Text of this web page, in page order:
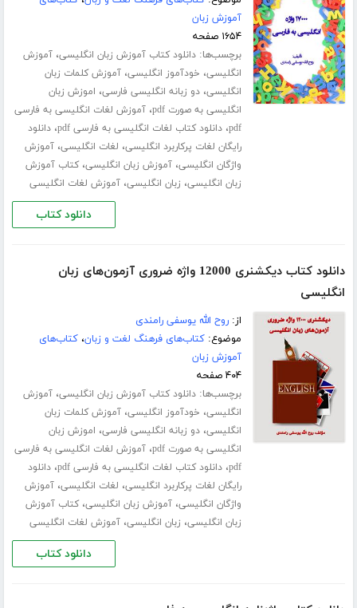
آموزش زبان
۱۶۵۴ صفحه
برچسب‌ها:دانلود کتاب آموزش زبان انگلیسی،آموزش
انگلیسی، خودآموز انگلیسی،آموزش کلمات زبان
انگلیسی،دو زبانه انگلیسی فارسی، اموزش زبان
انگلیسی به صورت pdf
،آموزش لغات انگلیسی به فارسی
pdf،دانلود کتاب لغات انگلیسی به فارسی pdf ،دانلود
رایگان لغات پرکاربرد انگلیسی، لغات انگلیسی،آموزش
واژگان انگلیسی،آموزش زبان انگلیسی،کتاب آموزش
زبان انگلیسی، زبان انگلیسی،آموزش لغات انگلیسی
دانلود کتاب
دانلود کتاب دیکشنری 12000 واژه ضروری آزمون‌های زبان
انگلیسی
از:روح الله یوسفی رامندی
موضوع:کتاب‌های فرهنگ لغت و زبان،کتاب‌های
آموزش زبان
۴۰۴ صفحه
برچسب‌ها:دانلود کتاب آموزش زبان انگلیسی،آموزش
انگلیسی، خودآموز انگلیسی،آموزش کلمات زبان
انگلیسی،دو زبانه انگلیسی فارسی، اموزش زبان
انگلیسی به صورت pdf
،آموزش لغات انگلیسی به فارسی
pdf،دانلود کتاب لغات انگلیسی به فارسی pdf ،دانلود
رایگان لغات پرکاربرد انگلیسی، لغات انگلیسی،آموزش
واژگان انگلیسی،آموزش زبان انگلیسی،کتاب آموزش
زبان انگلیسی، زبان انگلیسی،آموزش لغات انگلیسی
دانلود کتاب